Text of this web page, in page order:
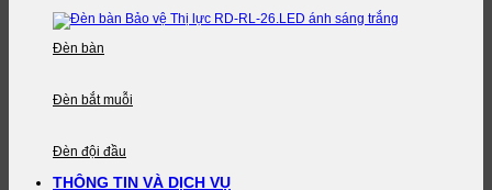
Đèn bàn
Đèn bắt muỗi
Đèn đội đầu
THÔNG TIN VÀ DỊCH VỤ